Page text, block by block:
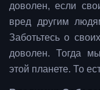
доволен, если
вред другим
Заботьтесь о
доволен. Тогда
этой планете. То